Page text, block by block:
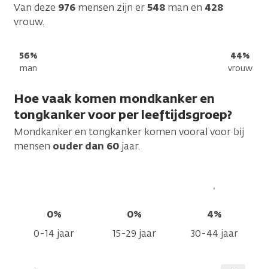
Van deze 976 mensen zijn er548 man en 428
vrouw.
56%
man
44%
vrouw
Hoe vaak komen mondkanker en
tongkanker voor per leeftijdsgroep?
Mondkanker en tongkanker komen vooral voor bij
mensen ouder dan 60 jaar.
0%
0-14 jaar
0%
15-29 jaar
4%
30-44 jaar